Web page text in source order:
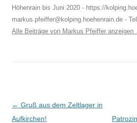
Höhenrain bis Juni 2020 - https://
markus.pfeiffer@kolping.hoehenrain.de -
Alle Beiträge von Markus Pfeiffer anzeigen
Beitragsnavigation
← Gruß aus dem Zeltlager in
Aufkirchen!